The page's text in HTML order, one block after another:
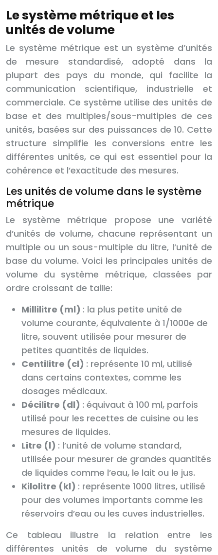
Le système métrique et les
unités de volume
Le système métrique est un système d’unités
de mesure standardisé, adopté dans la
plupart des pays du monde, qui facilite la
communication scientifique, industrielle et
commerciale. Ce système utilise des unités de
base et des multiples/sous-multiples de ces
unités, basées sur des puissances de 10. Cette
structure simplifie les conversions entre les
différentes unités, ce qui est essentiel pour la
cohérence et l’exactitude des mesures.
Les unités de volume dans le système
métrique
Le système métrique propose une variété
d’unités de volume, chacune représentant un
multiple ou un sous-multiple du litre, l’unité de
base du volume. Voici les principales unités de
volume du système métrique, classées par
ordre croissant de taille:
Millilitre (ml) : la plus petite unité de
volume courante, équivalente à 1/1000e de
litre, souvent utilisée pour mesurer de
petites quantités de liquides.
Centilitre (cl) : représente 10 ml, utilisé
dans certains contextes, comme les
dosages médicaux.
Décilitre (dl) : équivaut à 100 ml, parfois
utilisé pour les recettes de cuisine ou les
mesures de liquides.
Litre (l) : l’unité de volume standard,
utilisée pour mesurer de grandes quantités
de liquides comme l’eau, le lait ou le jus.
Kilolitre (kl) : représente 1000 litres, utilisé
pour des volumes importants comme les
réservoirs d’eau ou les cuves industrielles.
Ce tableau illustre la relation entre les
différentes unités de volume du système